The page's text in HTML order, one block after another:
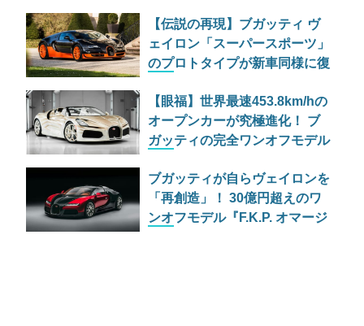
【伝説の再現】ブガッティ ヴ
ェイロン「スーパースポーツ」
のプロトタイプが新車同様に復
【眼福】世界最速453.8km/hの
オープンカーが究極進化！ ブ
ガッティの完全ワンオフモデル
ル」公開
ブガッティが自らヴェイロンを
「再創造」！ 30億円超えのワ
ンオフモデル『F.K.P. オマージ